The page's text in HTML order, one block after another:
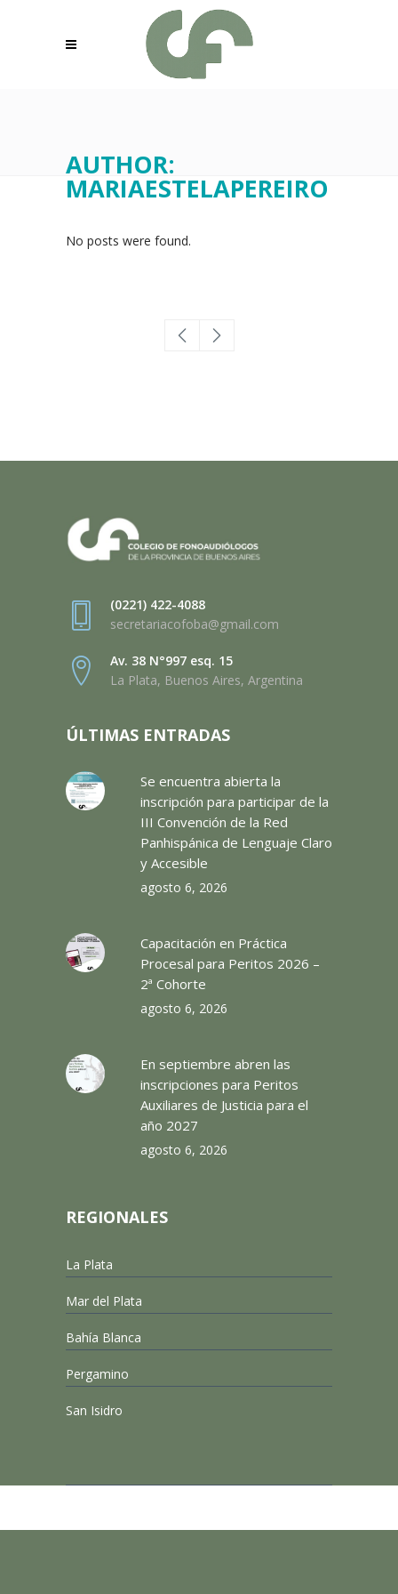
AUTHOR:
MARIAESTELAPEREIRO
No posts were found.
(0221) 422-4088
secretariacofoba@gmail.com
Av. 38 N°997 esq. 15
La Plata, Buenos Aires, Argentina
ÚLTIMAS ENTRADAS
Se encuentra abierta la
inscripción para participar de la
III Convención de la Red
Panhispánica de Lenguaje Claro
y Accesible
agosto 6, 2026
Capacitación en Práctica
Procesal para Peritos 2026 –
2ª Cohorte
agosto 6, 2026
En septiembre abren las
inscripciones para Peritos
Auxiliares de Justicia para el
año 2027
agosto 6, 2026
REGIONALES
La Plata
Mar del Plata
Bahía Blanca
Pergamino
San Isidro